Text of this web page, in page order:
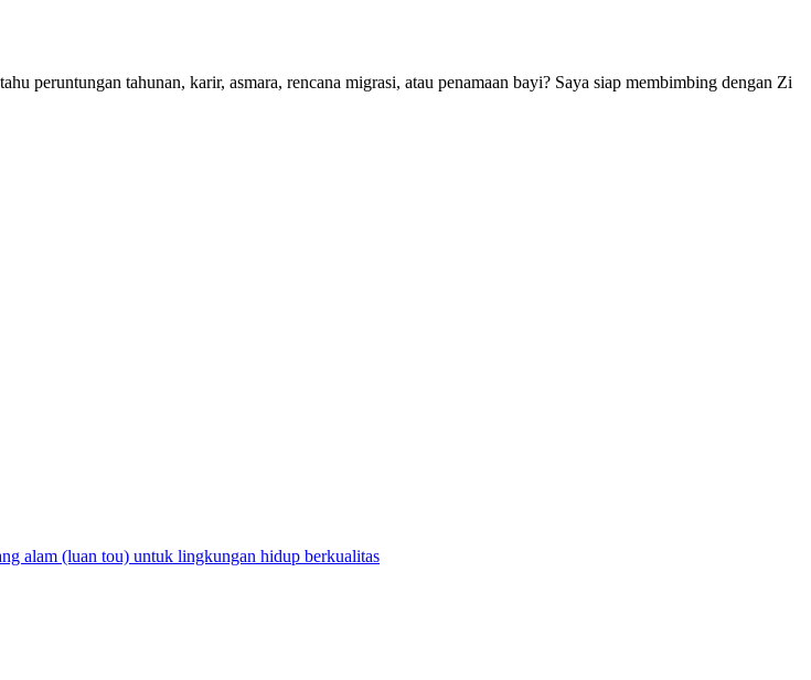
peruntungan tahunan, karir, asmara, rencana migrasi, atau penamaan bayi? Saya siap membimbing dengan Zi
alam (luan tou) untuk lingkungan hidup berkualitas